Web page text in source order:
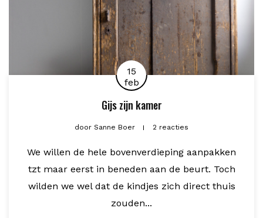
15
feb
Gijs zijn kamer
door Sanne Boer 2 reacties
We willen de hele bovenverdieping aanpakken
tzt maar eerst in beneden aan de beurt. Toch
wilden we wel dat de kindjes zich direct thuis
zouden...